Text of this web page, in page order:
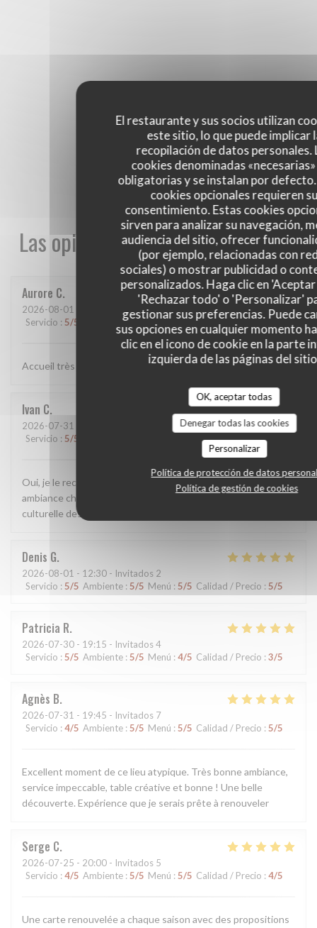
El restaurante y sus socios utilizan
este sitio, lo que puede implicar
recopilación de datos personales.
cookies denominadas
obligatorias y se instalan por
cookies opcionales requieren
consentimiento. Estas cookies
sirven para analizar su navegación,
audiencia del sitio, ofrecer
(por ejemplo, relacionadas con
sociales) o mostrar publicidad o
personalizados. Haga clic en
'Rechazar todo' o 'Personalizar'
gestionar sus preferencias. Puede
sus opciones en cualquier momento
clic en el icono de cookie en la parte
izquierda de las páginas del
OK, aceptar todas
Denegar todas las cookies
Personalizar
Política de protección de datos
Política de gestión de cookies
Las opiniones de nuestros clientes
Aurore C
2026-08-01 - 20:00 - Invitados 2
Servicio : 5/5 Ambiente: 5/5 Menú 4/5 Calidad / Precio: 4 /5
Accueil très agréable ! Plats très satisfaisants
Ivan C
2026-07-31
Servicio : 5/5 Calidad / Precio:
Oui, je le recommande vivement, pour son service, son
ambiance chaleureuse ainsi que sa richesse artistique et
culturelle des musicien.nes invité.es.
Denis G
2026-08-01 - 12:30 - Invitados 2
Servicio : 5/5 Ambiente : 5/5 Menú : 5/5 Calidad / Precio : 5/5
Patricia R
2026-07-30 - 19:15 - Invitados 4
Servicio : 5/5 Ambiente : 5/5 Menú :4/5 Calidad / Precio :3/5
Agnès B
2026-07-31 - 19:45 - Invitados 7
Servicio : 4/5 Ambiente :5/5 Menú : 5/5 Calidad / Precio : 5/5
Excellent moment de ce lieu atypique. Très bonne ambiance,
service impeccable, table créative et bonne ! Une belle
découverte. Expérience que je serais prête à renouveler
Serge C
2026-07-25 - 20:00 - Invitados 5
Servicio : 4/5 Ambiente : 5/5 Menú : 5/5 Calidad / Precio : 4/5
Une carte renouvelée a chaque saison avec des propositions